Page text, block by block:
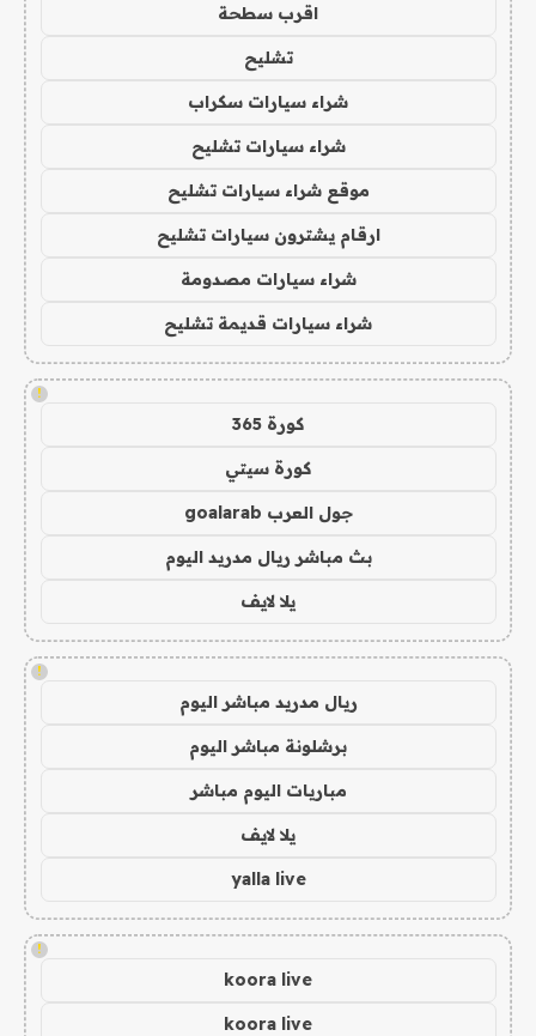
اقرب سطحة
تشليح
شراء سيارات سكراب
شراء سيارات تشليح
موقع شراء سيارات تشليح
ارقام يشترون سيارات تشليح
شراء سيارات مصدومة
شراء سيارات قديمة تشليح
!
كورة 365
كورة سيتي
جول العرب goalarab
بث مباشر ريال مدريد اليوم
يلا لايف
!
ريال مدريد مباشر اليوم
برشلونة مباشر اليوم
مباريات اليوم مباشر
يلا لايف
yalla live
!
koora live
koora live